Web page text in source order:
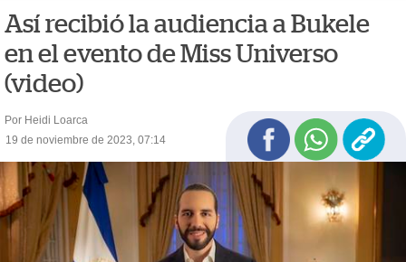
Así recibió la audiencia a Bukele
en el evento de Miss Universo
(video)
Por Heidi Loarca
19 de noviembre de 2023, 07:14